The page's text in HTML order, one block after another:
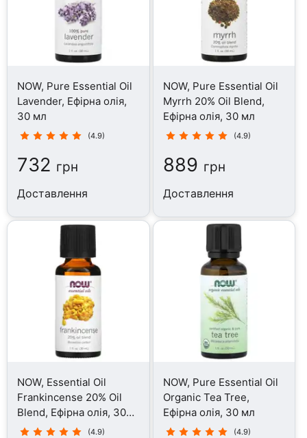
NOW, Pure Essential Oil
Lavender, Ефірна олія,
30 мл
(4.9)
732 грн
Доставлення
NOW, Pure Essential Oil
Myrrh 20% Oil Blend,
Ефірна олія, 30 мл
(4.9)
889 грн
Доставлення
NOW, Essential Oil
Frankincense 20% Oil
Blend, Ефірна олія, 30
мл
(4.9)
NOW, Pure Essential Oil
Organic Tea Tree,
Ефірна олія, 30 мл
(4.9)